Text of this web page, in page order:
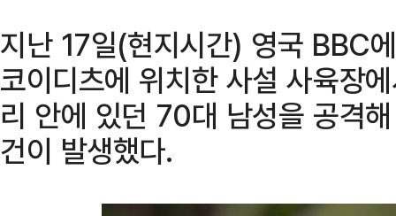
지난 17일(현지시간) 영국 BBC
코이디츠에 위치한 사설 사육장
리 안에 있던 70대 남성을 공격
건이 발생했다.